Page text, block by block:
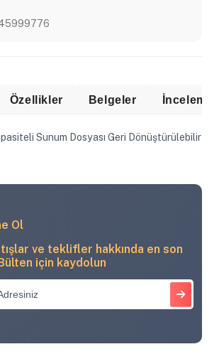
Özellikler Belgeler
Sunum Dosyası Geri Dönüştürülebilir
Ol
ve teklifler hakkında en son
için kaydolun